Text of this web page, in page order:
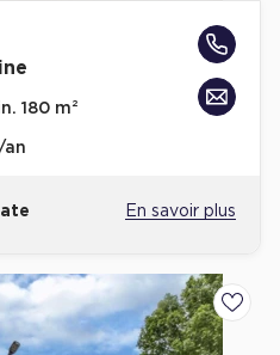
180 m²
an
En savoir plus